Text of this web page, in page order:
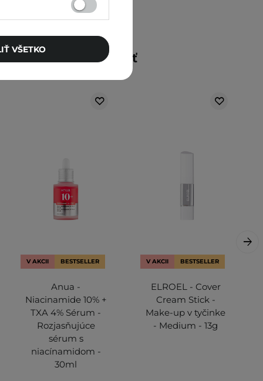
by vás zaujímať
V AKCII BESTSELLER
Anua -
Niacinamide 10% +
TXA 4% Sérum -
Rozjasňujúce
sérum s
niacínamidom -
30ml
V AKCII BESTSELLER
ELROEL - Cover
Cream Stick -
Make-up v tyčinke
- Medium - 13g
VŠETKO